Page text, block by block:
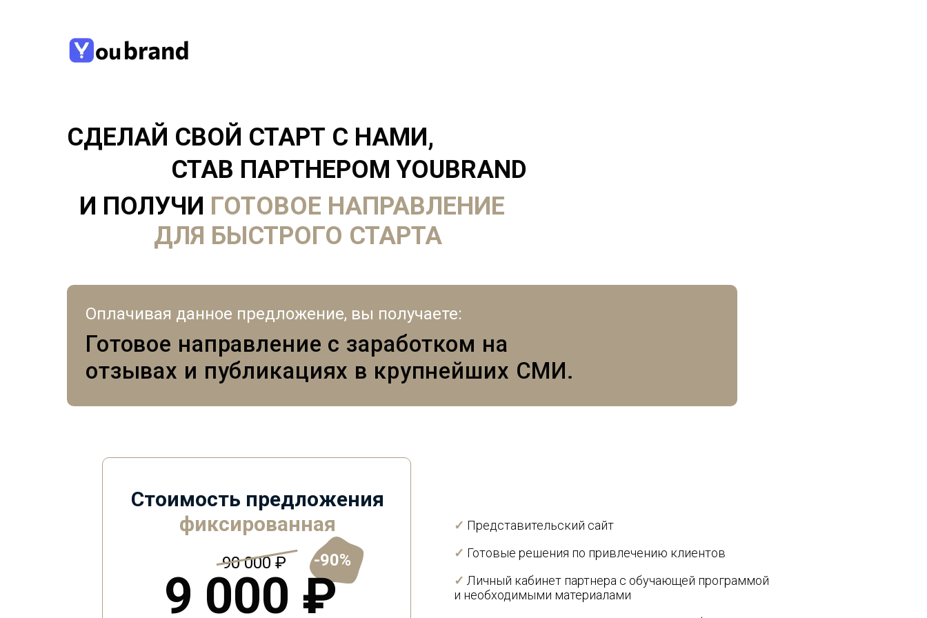
Стоимость предложения
фиксированная
✓ Личный кабинет партнера с обучающей программой
и необходимыми материалами
✓ Готовые решения по привлечению клиентов
✓ Представительский сайт
Готовое направление с заработком на
отзывах и публикациях в крупнейших СМИ.
Оплачивая данное предложение, вы получаете:
И ПОЛУЧИ ГОТОВОЕ НАПРАВЛЕНИЕ
ДЛЯ БЫСТРОГО СТАРТА
СТАВ ПАРТНЕРОМ YOUBRAND
СДЕЛАЙ СВОЙ СТАРТ С НАМИ,
9 000 ₽
90 000 ₽ -90%